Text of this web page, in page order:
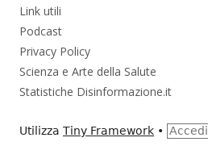
Link utili
Podcast
Privacy Policy
Scienza e Arte della Salute
Statistiche Disinformazione.it
Utilizza Tiny Framework • Accedi